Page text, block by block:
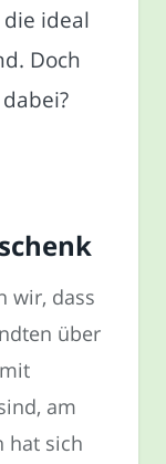
ideal
Doch
wir, dass
über
am
hat sich